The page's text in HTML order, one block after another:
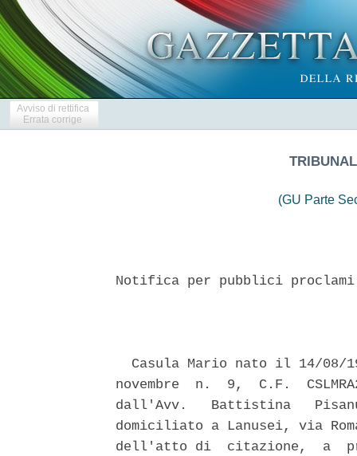
Avviso di rettifica
Errata corrige
(GU Parte
Notifica per pubblici
Casula Mario nato il 14/08/
novembre  n.  9,  C.F.
dall'Avv.   Battistina   Pisanu,
domiciliato a Lanusei, via
dell'atto di  citazione,  a